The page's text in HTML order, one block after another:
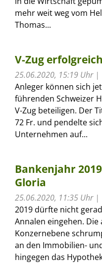
mehr weit weg vom
Thomas...
V-Zug
25.06.2020, 15:19 Uhr
Anleger können sich
führenden Schweizer
V-Zug beteiligen. Der
72 Fr. und pendelte
Unternehmen auf...
Bankenjahr
Gloria
25.06.2020, 11:35 Uhr
2019 dürfte nicht
Annalen eingehen.
Konzernebene
an den Immobilien-
hingegen das